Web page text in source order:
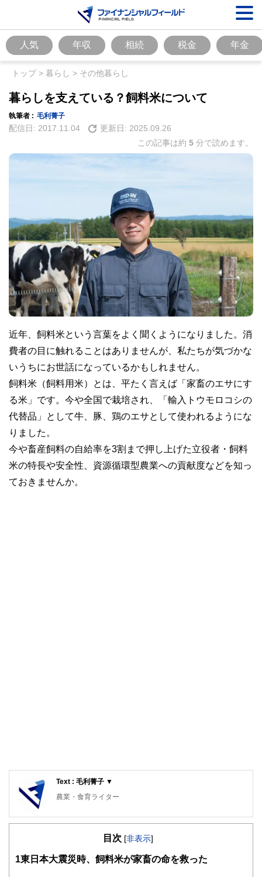
人気 年収 相続 税金 年金
トップ> 暮らし > その他暮らし
暮らしを支えている？飼料米について
執筆者 : 毛利菁子
配信日: 2017.11.04 更新日: 2025.09.26
この記事は約 5 分で読めます。
近年、飼料米という言葉をよく聞くようになりました。消
費者の目に触れることはありませんが、私たちが気づかな
いうちにお世話になっているかもしれません。
飼料米（飼料用米）とは、平たく言えば「家畜のエサにす
る米」です。今や全国で栽培され、「輸入トウモロコシの
代替品」として牛、豚、鶏のエサとして使われるようにな
りました。
今や畜産飼料の自給率を3割まで押し上げた立役者・飼料
米の特長や安全性、資源循環型農業への貢献度などを知っ
ておきませんか。
Text : 毛利菁子 ▼
農業・食育ライター
宮城県の穀倉地帯で生まれ育った。
て、営農情報誌などに多数執筆。市場や小売り、研究の現場
生協ごとの農産物の基準や産地にも詳しい。大人の食育、大
目次 [非表示]
1東日本大震災時、飼料米が家畜の命を救った